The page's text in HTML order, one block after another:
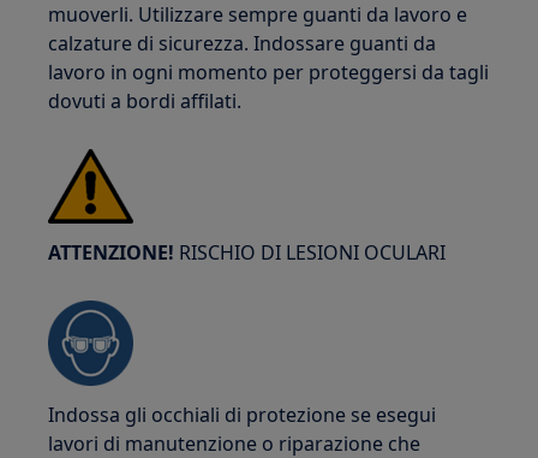
muoverli. Utilizzare sempre guanti da lavoro e
calzature di sicurezza. Indossare guanti da
lavoro in ogni momento per proteggersi da tagli
dovuti a bordi affilati.
ATTENZIONE! RISCHIO DI LESIONI OCULARI
Indossa gli occhiali di protezione se esegui
lavori di manutenzione o riparazione che